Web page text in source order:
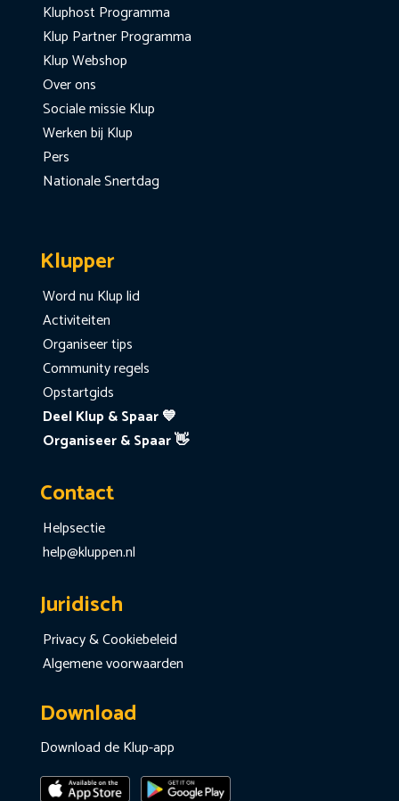
Kluphost Programma
Klup Partner Programma
Klup Webshop
Over ons
Sociale missie Klup
Werken bij Klup
Pers
Nationale Snertdag
Klupper
Word nu Klup lid
Activiteiten
Organiseer tips
Community regels
Opstartgids
Deel Klup & Spaar 💙
Organiseer & Spaar 👋
Contact
Helpsectie
help@kluppen.nl
Juridisch
Privacy & Cookiebeleid
Algemene voorwaarden
Download
Download de Klup-app